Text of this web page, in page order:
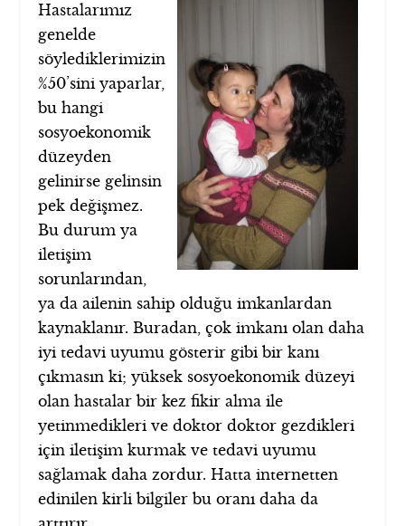
Hastalarımız
genelde
söylediklerimizin
%50’sini yaparlar,
bu hangi
sosyoekonomik
düzeyden
gelinirse gelinsin
pek değişmez.
Bu durum ya
iletişim
sorunlarından,
ya da ailenin sahip olduğu imkanlardan
kaynaklanır. Buradan, çok imkanı olan daha
iyi tedavi uyumu gösterir gibi bir kanı
çıkmasın ki; yüksek sosyoekonomik düzeyi
olan hastalar bir kez fikir alma ile
yetinmedikleri ve doktor doktor gezdikleri
için iletişim kurmak ve tedavi uyumu
sağlamak daha zordur. Hatta internetten
edinilen kirli bilgiler bu oranı daha da